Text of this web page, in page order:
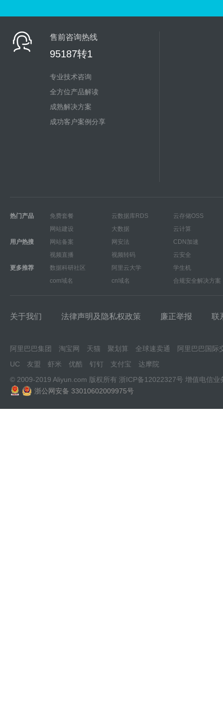
售前咨询热线
95187转1
专业技术咨询
全方位产品解读
成熟解决方案
成功客户案例分享
热门产品 免费套餐 云数据库RDS
云存储OSS
网站建设
大数据
云计算
用户热搜
网站备案 网安法
CDN加速
视频直播
视频转码
云安全
更多推荐
数据科研社区 阿里云大学
学生机
com域名
cn域名 合规安全解决方案
关于我们 法律声明及隐私权政策 廉正举报 联
阿里巴巴集团 淘宝网 天猫 聚划算 全球速卖通
阿里巴巴国际
UC
友盟 虾米 优酷 钉钉 支付宝
达摩院
© 2009-2019 Aliyun.com 版权所有 浙ICP备12022327号 增值电信业
浙公网安备 33010602009975号